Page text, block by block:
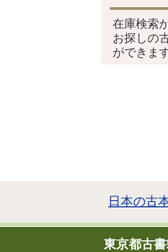
在庫検索
お探しの
ができます
日本の古
東京都古